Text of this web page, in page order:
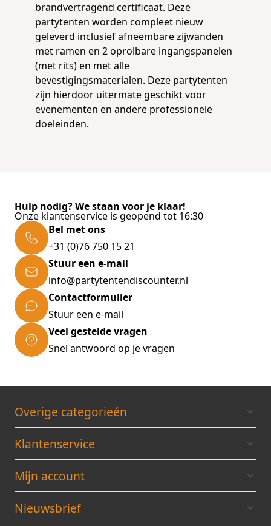
brandvertragend certificaat. Deze
partytenten worden compleet nieuw
geleverd inclusief afneembare zijwanden
met ramen en 2 oprolbare ingangspanelen
(met rits) en met alle
bevestigingsmaterialen. Deze partytenten
zijn hierdoor uitermate geschikt voor
evenementen en andere professionele
doeleinden.
Hulp nodig? We staan voor je klaar!
Onze klantenservice is geopend tot 16:30
Bel met ons
+31 (0)76 750 15 21
Stuur een e-mail
info@partytentendiscounter.nl
Contactformulier
Stuur een e-mail
Veel gestelde vragen
Snel antwoord op je vragen
Overige categorieén
Klantenservice
Mijn account
Nieuwsbrief